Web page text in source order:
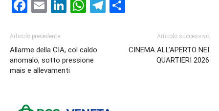
Facebook
EmailLinkedIn
WhatsApp
Telegram
Articolo precedente
Allarme della CIA, col caldo
anomalo, sotto pressione
mais e allevamenti
Articolo successivo
CINEMA ALL’APERTO NEI
QUARTIERI 2026